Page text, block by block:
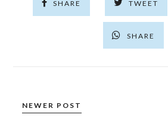
SHARE TWEET
SHARE
NEWER POST